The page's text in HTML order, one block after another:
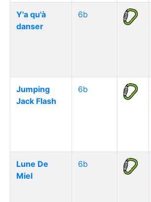
Y'a qu'à
danser
6b
Jumping
Jack Flash
6b
Lune De
Miel
6b